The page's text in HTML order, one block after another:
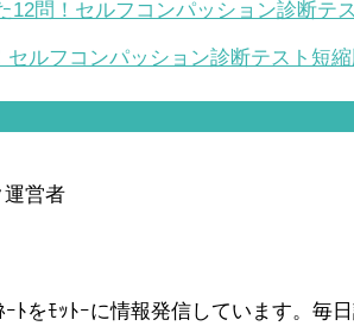
セルフコンパッション診断テスト短
ﾄをﾓｯﾄｰに情報発信しています。毎